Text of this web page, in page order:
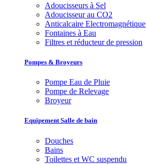
Adoucisseurs à Sel
Adoucisseur au CO2
Anticalcaire Electromagnétique
Fontaines à Eau
Filtres et réducteur de pression
Pompes & Broyeurs
Pompe Eau de Pluie
Pompe de Relevage
Broyeur
Equipement Salle de bain
Douches
Bains
Toilettes et WC suspendu